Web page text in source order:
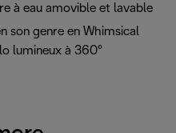
à eau amovible et lavable
son genre en Whimsical
lumineux à 360°